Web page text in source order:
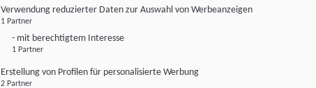
Verwendung reduzierter Daten zur Auswahl von Werbeanzeigen
1 Partner
- mit berechtigtem Interesse
1 Partner
Erstellung von Profilen für personalisierte Werbung
2 Partner